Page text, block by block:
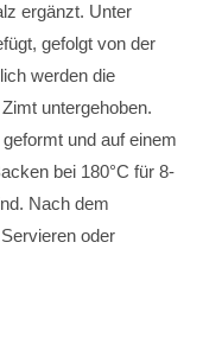
ergänzt. Unter
gefolgt von der
werden die
untergehoben.
und auf einem
bei 180°C für 8-
Nach dem
oder